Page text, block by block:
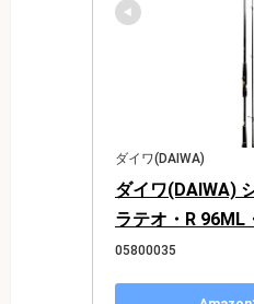
ダイワ(DAIWA)
ダイワ(DAIWA)
ラテオ・R 96ML
05800035